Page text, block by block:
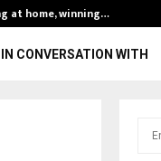
at home, winning…
IN CONVERSATION WITH